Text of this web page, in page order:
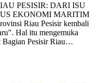
PESISIR: DARI ISU
EKONOMI MARITIM
Riau Pesisir kembali
Hal itu mengemuka
Bagian Pesisir Riau…